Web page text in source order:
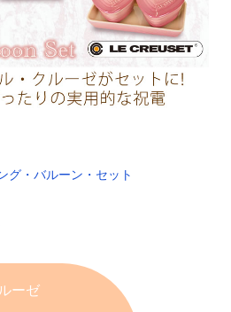
グ・バルーン・セット
ーゼ